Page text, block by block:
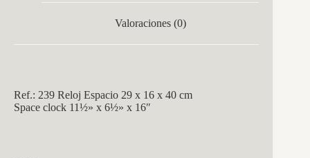
Valoraciones (0)
Ref.: 239 Reloj Espacio 29 x 16 x 40 cm
Space clock 11½» x 6½» x 16″